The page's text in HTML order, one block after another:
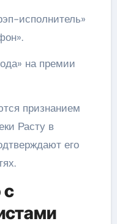
исполнитель»
на премии
признанием
Расту в
его
с